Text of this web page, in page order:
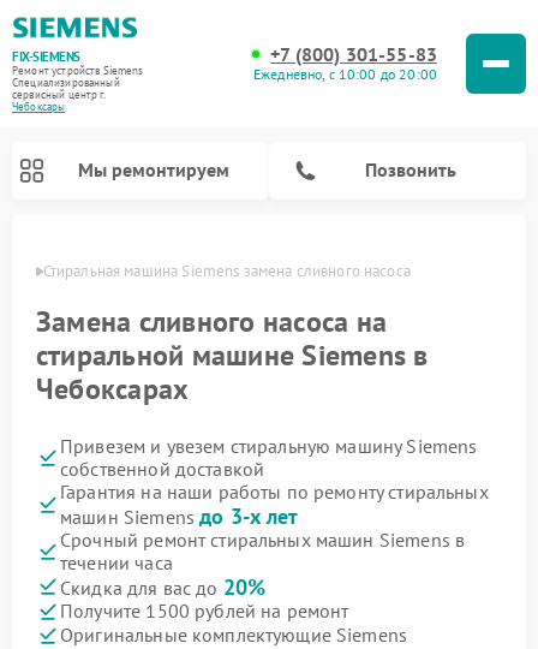
FIX-SIEMENS
Ремонт устройств Siemens
Специализированный
cервисный центр г.
Чебоксары
+7 (800) 301-55-83
Ежедневно, с 10:00 до 20:00
Мы ремонтируем Позвонить
Стиральная машина Siemens замена сливного насоса
Замена сливного насоса на
стиральной машине Siemens в
Чебоксарах
Привезем и увезем стиральную машину Siemens
собственной доставкой
Гарантия на наши работы по ремонту стиральных
машин Siemensдо 3-х лет
Срочный ремонт стиральных машин Siemens в
течении часа
Скидка для вас до 20%
Получите 1500 рублей на ремонт
Оригинальные комплектующие Siemens